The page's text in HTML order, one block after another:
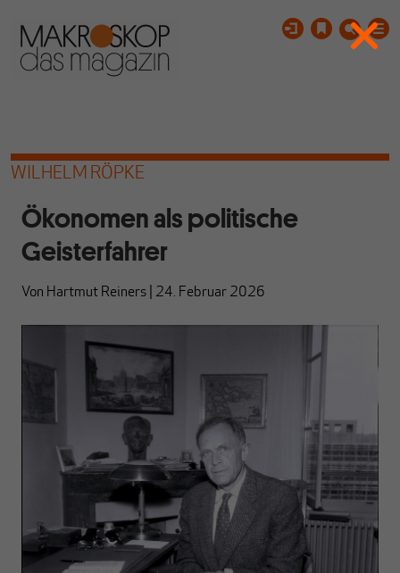
WILHELM RÖPKE
Ökonomen als politische
Geisterfahrer
Von Hartmut Reiners 24. Februar 2026